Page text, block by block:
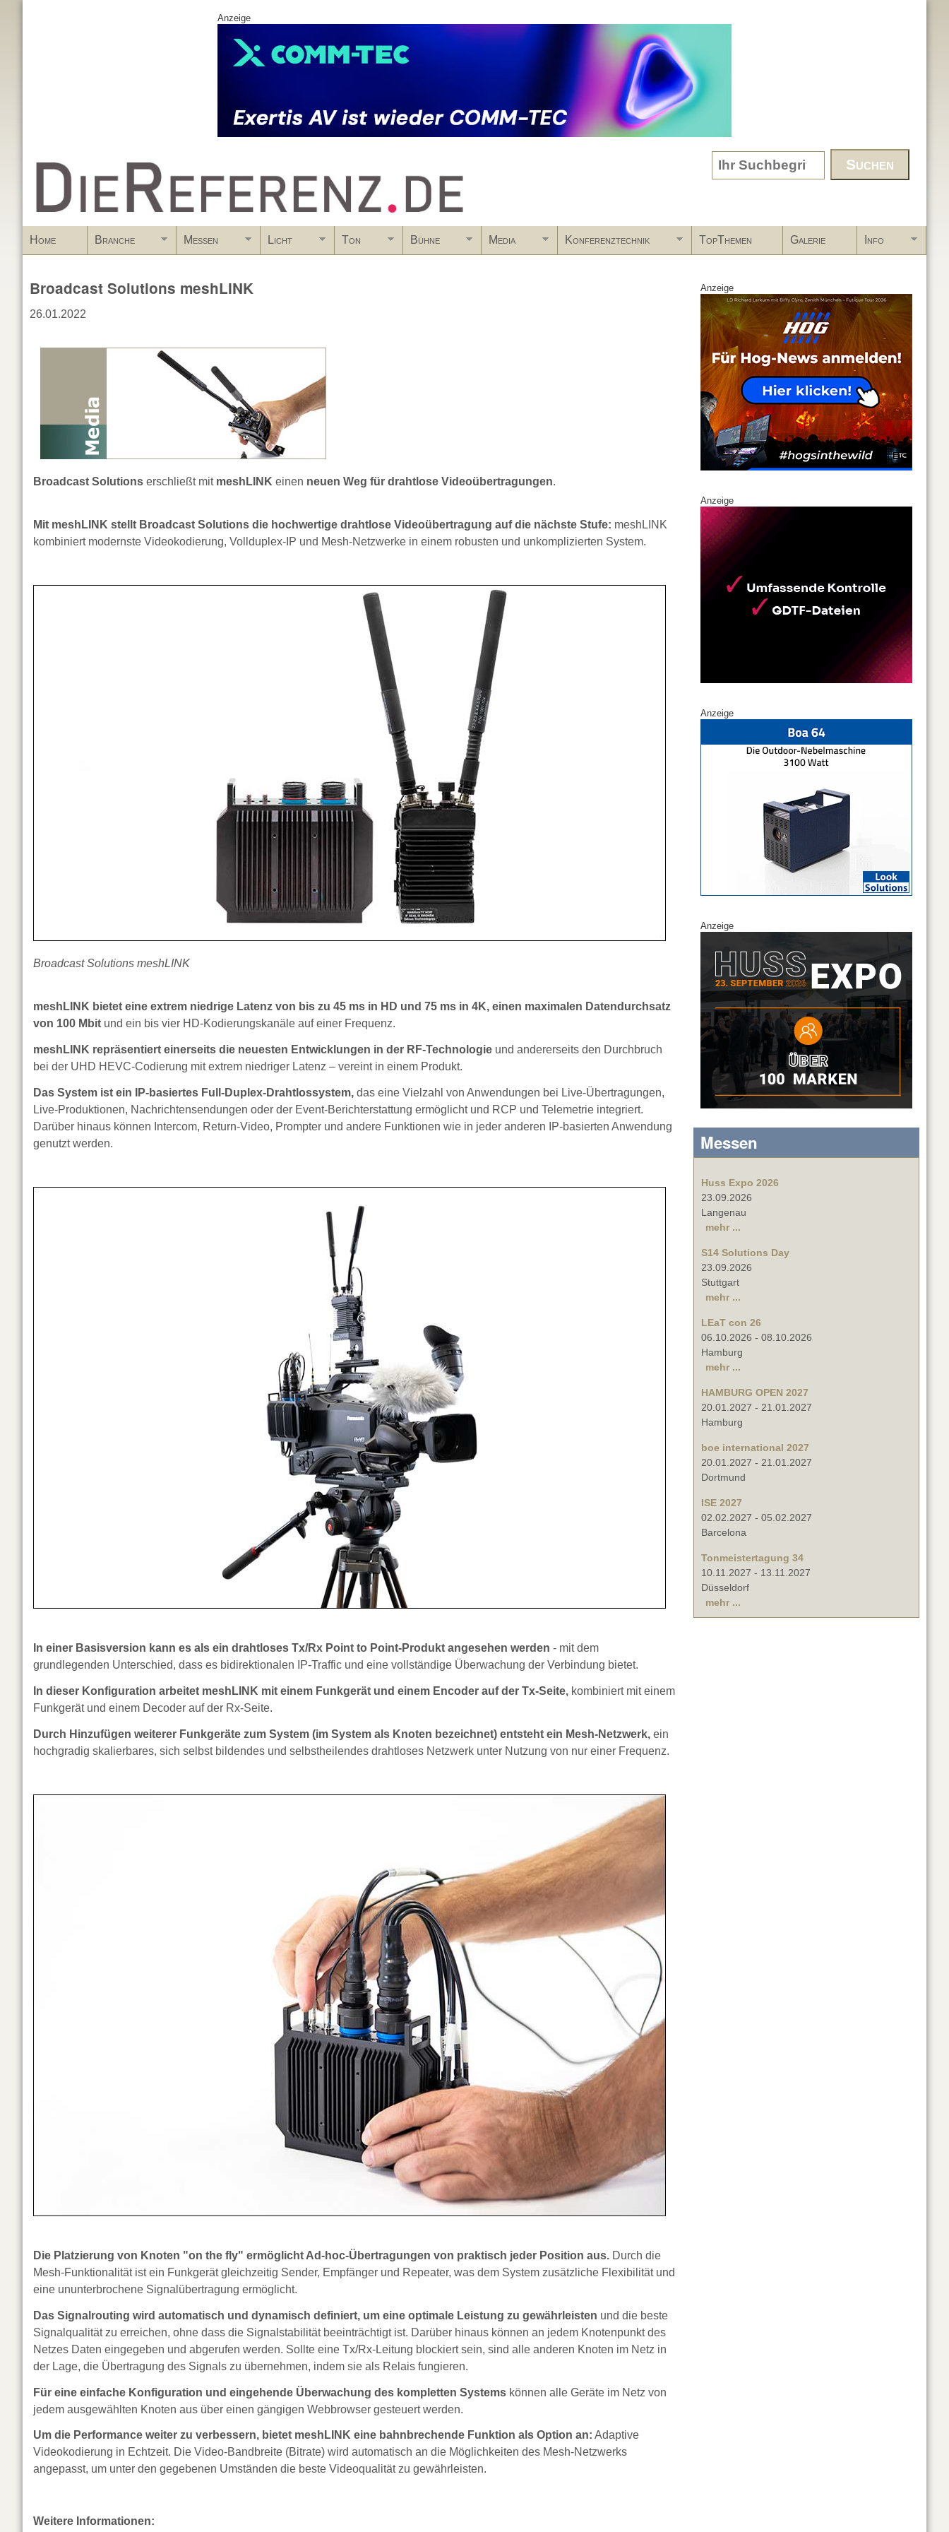
Anzeige
www.DieReferenz.de Search form
Home Branche Messen Licht Ton Bühne Media Konferenztechnik TopThemen Galerie Info
Broadcast Solutions meshLINK
26.01.2022
Broadcast Solutions erschließt mit meshLINK einen neuen Weg für drahtlose Videoübertragungen.
Mit meshLINK stellt Broadcast Solutions die hochwertige drahtlose Videoübertragung auf die nächste Stufe: meshLINK
kombiniert modernste Videokodierung, Vollduplex-IP und Mesh-Netzwerke in einem robusten und unkomplizierten System.
Broadcast Solutions meshLINK
meshLINK bietet eine extrem niedrige Latenz von bis zu 45 ms in HD und 75 ms in 4K, einen maximalen Datendurchsatz
von 100 Mbit und ein bis vier HD-Kodierungskanäle auf einer Frequenz.
meshLINK repräsentiert einerseits die neuesten Entwicklungen in der RF-Technologie und andererseits den Durchbruch
bei der UHD HEVC-Codierung mit extrem niedriger Latenz – vereint in einem Produkt.
Das System ist ein IP-basiertes Full-Duplex-Drahtlossystem, das eine Vielzahl von Anwendungen bei Live-Übertragungen,
Live-Produktionen, Nachrichtensendungen oder der Event-Berichterstattung ermöglicht und RCP und Telemetrie integriert.
Darüber hinaus können Intercom, Return-Video, Prompter und andere Funktionen wie in jeder anderen IP-basierten Anwendung
genutzt werden.
In einer Basisversion kann es als ein drahtloses Tx/Rx Point to Point-Produkt angesehen werden - mit dem
grundlegenden Unterschied, dass es bidirektionalen IP-Traffic und eine vollständige Überwachung der Verbindung bietet.
In dieser Konfiguration arbeitet meshLINK mit einem Funkgerät und einem Encoder auf der Tx-Seite, kombiniert mit einem
Funkgerät und einem Decoder auf der Rx-Seite.
Durch Hinzufügen weiterer Funkgeräte zum System (im System als Knoten bezeichnet) entsteht ein Mesh-Netzwerk, ein
hochgradig skalierbares, sich selbst bildendes und selbstheilendes drahtloses Netzwerk unter Nutzung von nur einer Frequenz.
Die Platzierung von Knoten "on the fly" ermöglicht Ad-hoc-Übertragungen von praktisch jeder Position aus. Durch die
Mesh-Funktionalität ist ein Funkgerät gleichzeitig Sender, Empfänger und Repeater, was dem System zusätzliche Flexibilität und
eine ununterbrochene Signalübertragung ermöglicht.
Das Signalrouting wird automatisch und dynamisch definiert, um eine optimale Leistung zu gewährleisten und die beste
Signalqualität zu erreichen, ohne dass die Signalstabilität beeinträchtigt ist. Darüber hinaus können an jedem Knotenpunkt des
Netzes Daten eingegeben und abgerufen werden. Sollte eine Tx/Rx-Leitung blockiert sein, sind alle anderen Knoten im Netz in
der Lage, die Übertragung des Signals zu übernehmen, indem sie als Relais fungieren.
Für eine einfache Konfiguration und eingehende Überwachung des kompletten Systems können alle Geräte im Netz von
jedem ausgewählten Knoten aus über einen gängigen Webbrowser gesteuert werden.
Um die Performance weiter zu verbessern, bietet meshLINK eine bahnbrechende Funktion als Option an: Adaptive
Videokodierung in Echtzeit. Die Video-Bandbreite (Bitrate) wird automatisch an die Möglichkeiten des Mesh-Netzwerks
angepasst, um unter den gegebenen Umständen die beste Videoqualität zu gewährleisten.
Weitere Informationen:
Anzeige
Anzeige
Anzeige
Anzeige
Messen
Huss Expo 2026
23.09.2026
Langenau
mehr ...
S14 Solutions Day
23.09.2026
Stuttgart
mehr ...
LEaT con 26
06.10.2026 - 08.10.2026
Hamburg
mehr ...
HAMBURG OPEN 2027
20.01.2027 - 21.01.2027
Hamburg
boe international 2027
20.01.2027 - 21.01.2027
Dortmund
ISE 2027
02.02.2027 - 05.02.2027
Barcelona
Tonmeistertagung 34
10.11.2027 - 13.11.2027
Düsseldorf
mehr ...